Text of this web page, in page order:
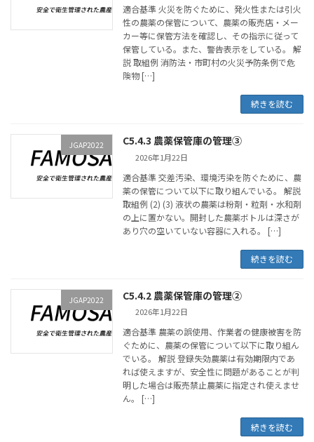
適合基準 火災を防ぐために、発火性または引火
性の農薬の保管について、農薬の販売店・メー
カー等に保管方法を確認し、その指示に従って
保管している。また、警告表示をしている。 解
説 取組例 消防法・市町村の火災予防条例で危
険物 […]
続きを読む
JGAP2022 C5.4.3 農薬保管庫の管理③
2026年1月22日
適合基準 交差汚染、環境汚染を防ぐために、農
薬の保管について以下に取り組んでいる。 解説
取組例 (2) (3) 液状の農薬は粉剤・粒剤・水和剤
の上に置かない。開封した農薬ボトルは深さが
あり穴の空いていない容器に入れる。 […]
続きを読む
JGAP2022 C5.4.2 農薬保管庫の管理②
2026年1月22日
適合基準 農薬の誤使用、作業者の健康被害を防
ぐために、農薬の保管について以下に取り組ん
でいる。 解説 登録失効農薬は有効期限内であ
れば使えますが、安全性に問題があることが判
明した場合は販売禁止農薬に指定され使えませ
ん。 […]
続きを読む